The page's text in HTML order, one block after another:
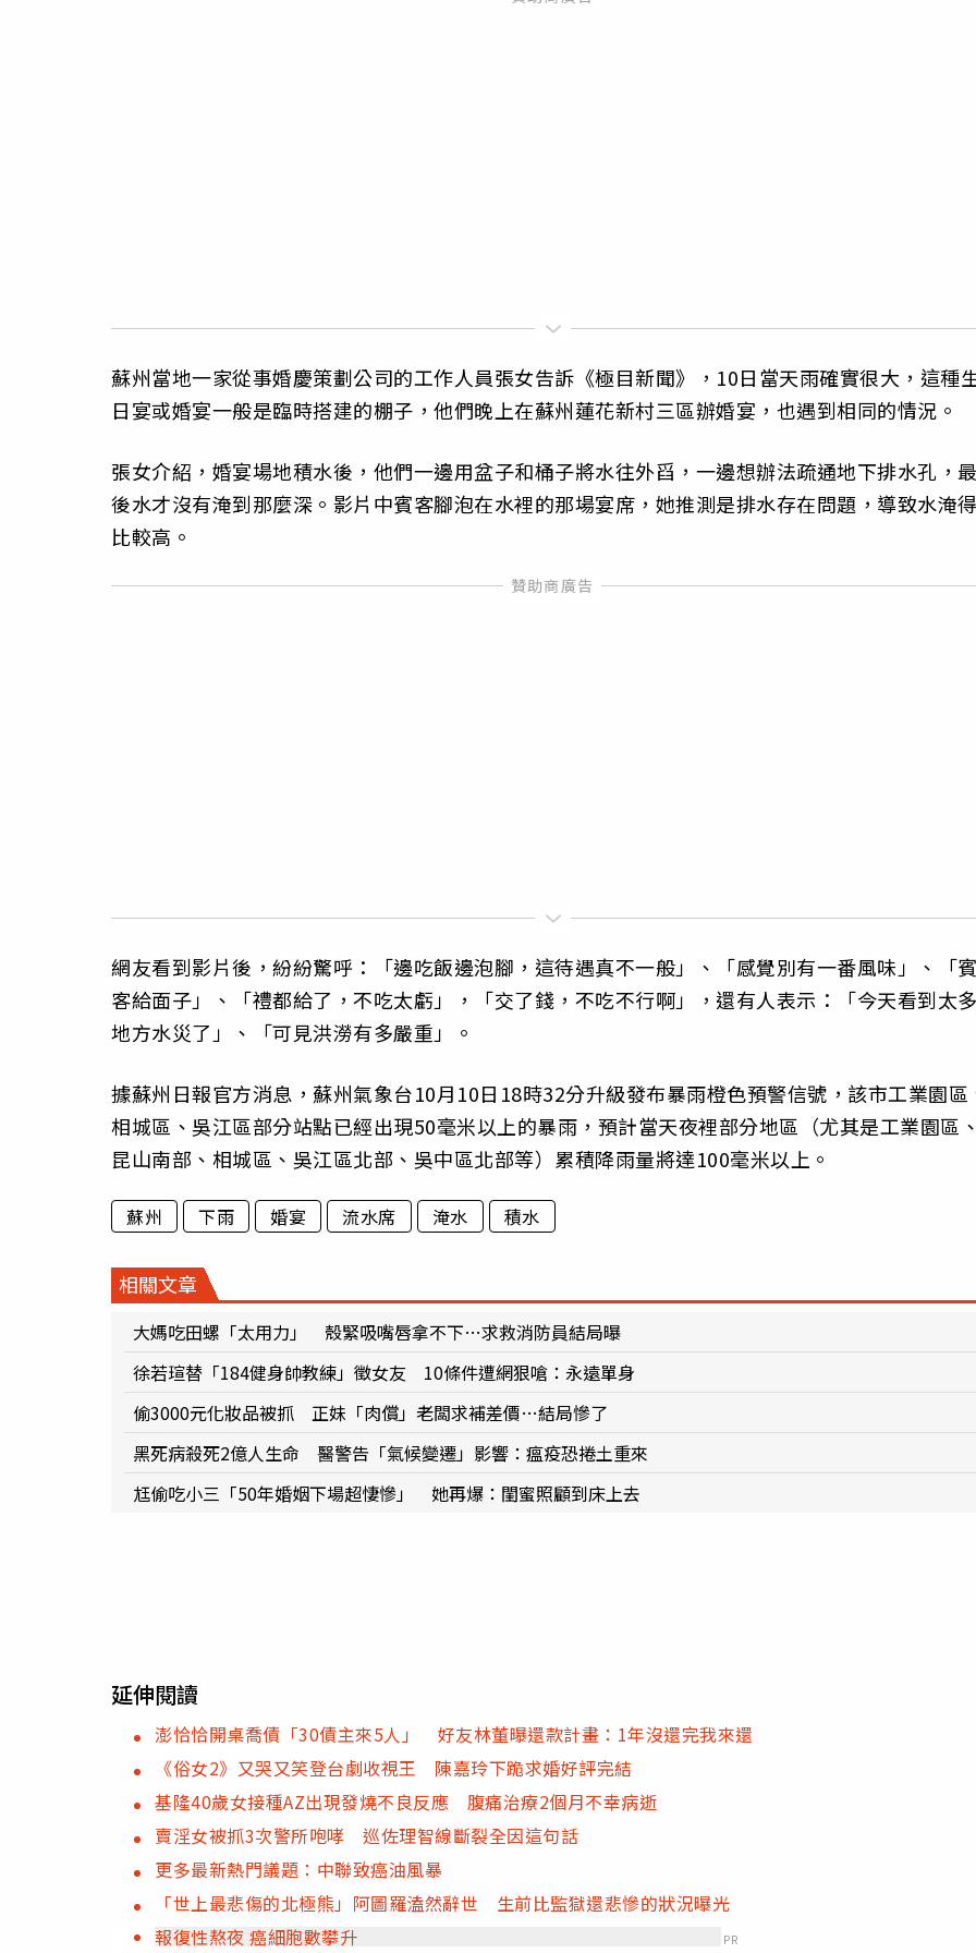
蘇州當地一家從事婚慶策劃公司的工作人員張女告訴《極目新聞》，10日當天雨確實很大，這種
日宴或婚宴一般是臨時搭建的棚子，他們晚上在蘇州蓮花新村三區辦婚宴，也遇到相同的情況。
張女介紹，婚宴場地積水後，他們一邊用盆子和桶子將水往外舀，一邊想辦法疏通地下排水孔，
後水才沒有淹到那麼深。影片中賓客腳泡在水裡的那場宴席，她推測是排水存在問題，導致水淹
比較高。
網友看到影片後，紛紛驚呼：「邊吃飯邊泡腳，這待遇真不一般」、「感覺別有一番風味」、「
客給面子」、「禮都給了，不吃太虧」，「交了錢，不吃不行啊」，還有人表示：「今天看到太
地方水災了」、「可見洪澇有多嚴重」。
據蘇州日報官方消息，蘇州氣象台10月10日18時32分升級發布暴雨橙色預警信號，該市工業園區
相城區、吳江區部分站點已經出現50毫米以上的暴雨，預計當天夜裡部分地區（尤其是工業園區
昆山南部、相城區、吳江區北部、吳中區北部等）累積降雨量將達100毫米以上。
蘇州 下雨 婚宴 流水席 淹水 積水
相關文章
大媽吃田螺「太用力」 殼緊吸嘴唇拿不下…求救消防員結局曝
徐若瑄替「184健身帥教練」徵女友 10條件遭網狠嗆：永遠單身
偷3000元化妝品被抓 正妹「肉償」老闆求補差價…結局慘了
黑死病殺死2億人生命 醫警告「氣候變遷」影響：瘟疫恐捲土重來
尪偷吃小三「50年婚姻下場超悽慘」 她再爆：閨蜜照顧到床上去
延伸閱讀
澎恰恰開桌喬債「30債主來5人」 好友林董曝還款計畫：1年沒還完我來還
《俗女2》又哭又笑登台劇收視王 陳嘉玲下跪求婚好評完結
基隆40歲女接種AZ出現發燒不良反應 腹痛治療2個月不幸病逝
賣淫女被抓3次警所咆哮 巡佐理智線斷裂全因這句話
更多最新熱門議題：中聯致癌油風暴
「世上最悲傷的北極熊」阿圖羅溘然辭世 生前比監獄還悲慘的狀況曝光
報復性熬夜 癌細胞數攀升
PR